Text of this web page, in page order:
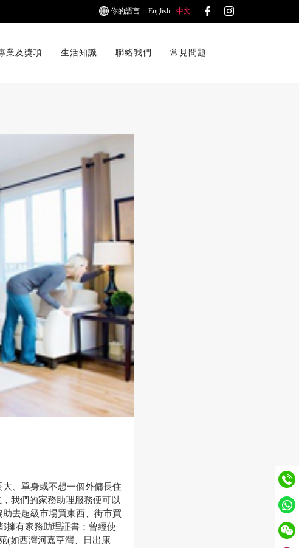
你的語言 : English 中文
業及獎項 生活知識 聯絡我們 常見問題
、單身或不想一個外傭長住
我們的家務助理服務便可以
去超級市場買東西、街市買
擁有家務助理証書；曾經使
(如西灣河嘉亨灣、日出康